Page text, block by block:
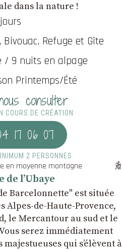
dans la nature !
Refuge et Gîte
/ 9 nuits en alpage
Printemps/Été
consulter
COURS DE CRÉATION
17 06 07
2 PERSONNES
de l’Ubaye
Barcelonnette" est située
Alpes-de-Haute-Provence,
le Mercantour au sud et le
serez immédiatement
qui s’élèvent à